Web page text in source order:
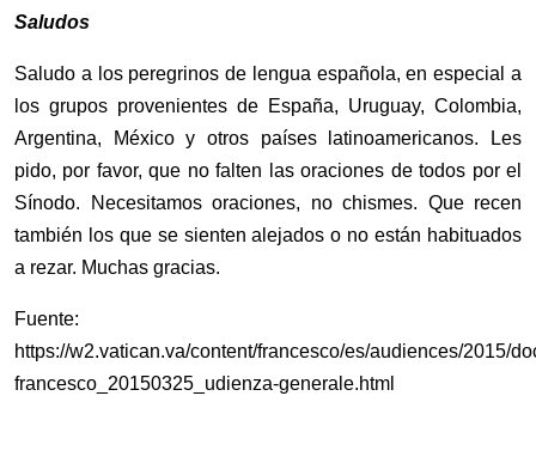
Saludos
Saludo a los peregrinos de lengua española, en especial a
los grupos provenientes de España, Uruguay, Colombia,
Argentina, México y otros países latinoamericanos. Les
pido, por favor, que no falten las oraciones de todos por el
Sínodo. Necesitamos oraciones, no chismes. Que recen
también los que se sienten alejados o no están habituados
a rezar. Muchas gracias.
Fuente:
https://w2.vatican.va/content/francesco/es/audiences/2015/
francesco_20150325_udienza-generale.html